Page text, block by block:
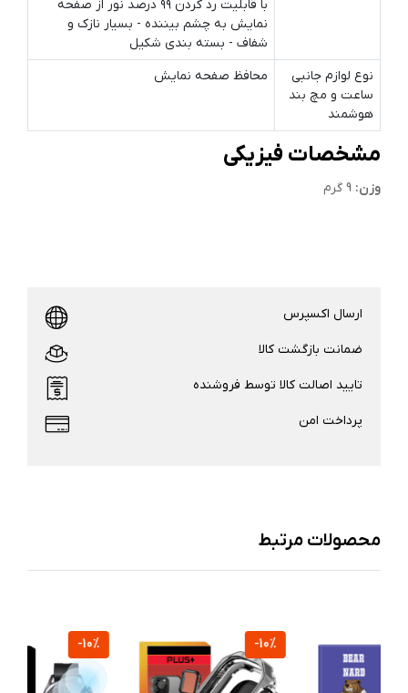
با قابلیت رد کردن ۹۹ درصد نور از صفحه
نمایش به چشم بیننده - بسیار نازک و
شفاف - بسته بندی شکیل
نوع لوازم جانبی
ساعت و مچ بند
هوشمند
محافظ صفحه نمایش
مشخصات فیزیکی
وزن:
ارسال اکسپرس
ضمانت بازگشت کالا
تایید اصالت کالا توسط فروشنده
پرداخت امن
محصولات مرتبط
-10%
-10%